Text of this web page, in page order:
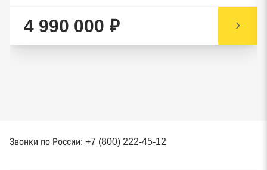
4 990 000 ₽
Звонки по России: +7 (800) 222-45-12